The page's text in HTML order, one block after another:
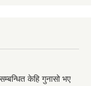
केहि गुनासो भए